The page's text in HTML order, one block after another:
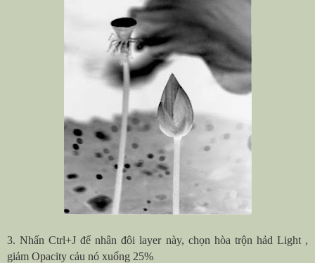
3. Nhấn Ctrl+J để nhân đôi layer này, chọn hòa trộn hảd Light ,
giảm Opacity cảu nó xuống 25%